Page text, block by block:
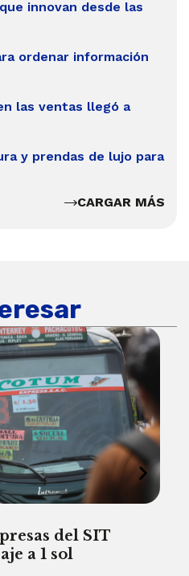
innovan desde las
ordenar información
las ventas llegó a
y prendas de lujo para
CARGAR MÁS
del SIT
a 1 sol